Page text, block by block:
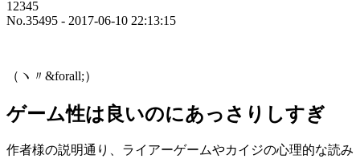
12345
No.35495 - 2017-06-10 22:13:15
（ヽ〃&forall;）
ゲーム性は良いのにあっさりしすぎ
作者様の説明通り、ライアーゲームやカイジの心理的な読み